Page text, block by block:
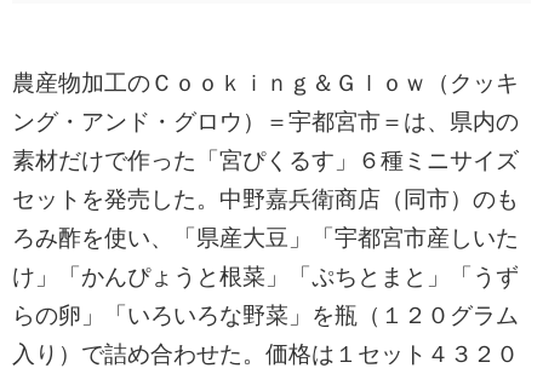
農産物加工のＣｏｏｋｉｎｇ＆Ｇｌｏｗ（クッキ
ング・アンド・グロウ）＝宇都宮市＝は、県内の
素材だけで作った「宮ぴくるす」６種ミニサイズ
セットを発売した。中野嘉兵衛商店（同市）のも
ろみ酢を使い、「県産大豆」「宇都宮市産しいた
け」「かんぴょうと根菜」「ぷちとまと」「うず
らの卵」「いろいろな野菜」を瓶（１２０グラム
入り）で詰め合わせた。価格は１セット４３２０